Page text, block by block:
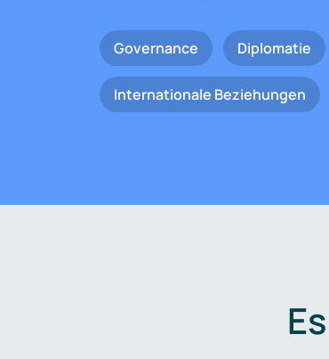
Governance Diplomatie
Internationale Beziehungen